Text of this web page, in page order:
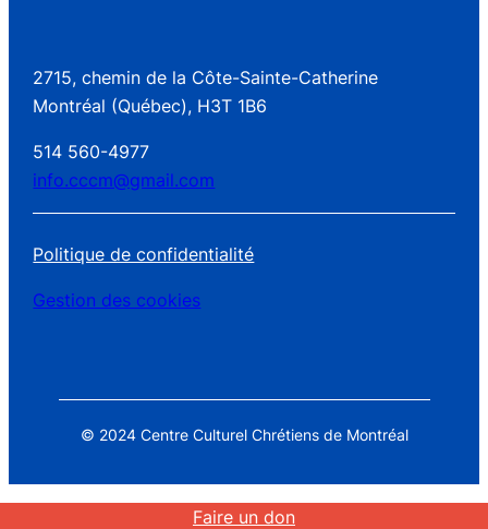
Faire un don
2715, chemin de la Côte-Sainte-Catherine
Montréal (Québec), H3T 1B6
514 560-4977
info.cccm@gmail.com
Politique de confidentialité
Gestion des cookies
© 2024 Centre Culturel Chrétiens de Montréal